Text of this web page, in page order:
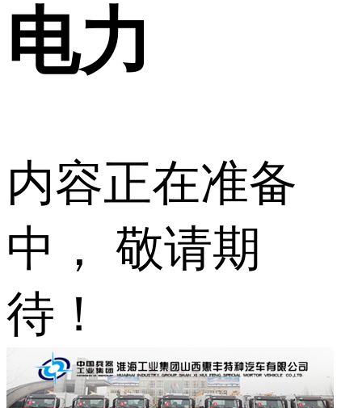
电力
内容正在准备
中， 敬请期
待！